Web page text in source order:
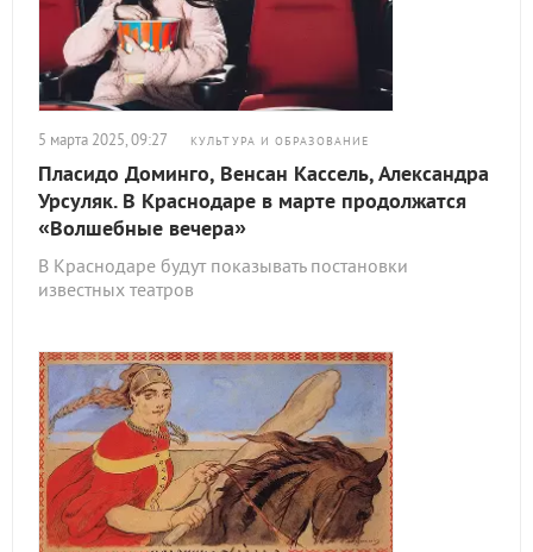
5 марта 2025, 09:27 КУЛЬТУРА И ОБРАЗОВАНИЕ
Пласидо Доминго, Венсан Кассель, Александра
Урсуляк. В Краснодаре в марте продолжатся
«Волшебные вечера»
В Краснодаре будут показывать постановки
известных театров